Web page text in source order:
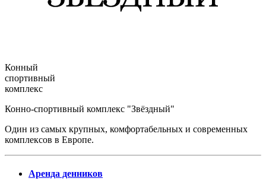
Конный
спортивный
комплекс
Конно-спортивный комплекс "Звёздный"
Один из самых крупных, комфортабельных и современных
комплексов в Европе.
Аренда денников